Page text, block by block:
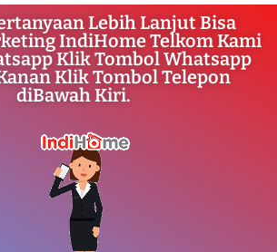
Lebih Lanjut Bisa
IndiHome Telkom Kami
Klik Tombol Whatsapp
Klik Tombol Telepon
diBawah Kiri.